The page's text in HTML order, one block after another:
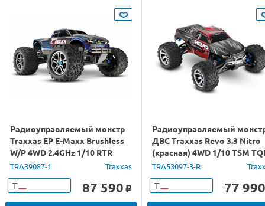
Радиоуправляемый монстр
Traxxas EP E-Maxx Brushless
W/P 4WD 2.4GHz 1/10 RTR
TRA39087-1 Traxxas
Т 87 590 o
Радиоуправляемый
ДВС Traxxas Revo 3.3 Nitro
(красная) 4WD 1/10 TSM TQI
RTR
TRA53097-3-R
Т 77 990